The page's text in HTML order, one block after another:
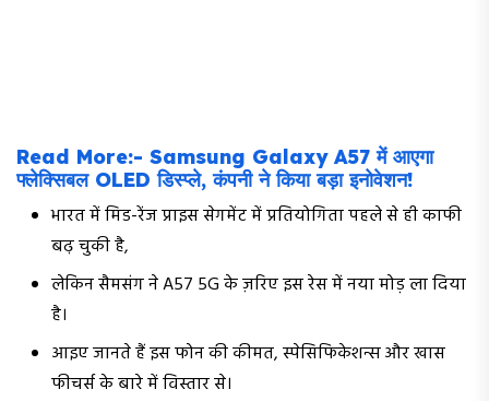
Read More:- Samsung Galaxy A57 में आएगा
फ्लेक्सिबल OLED डिस्प्ले, कंपनी ने किया बड़ा इनोवेशन!
भारत में मिड-रेंज प्राइस सेगमेंट में प्रतियोगिता पहले से ही काफी
बढ़ चुकी है,
लेकिन सैमसंग ने A57 5G के ज़रिए इस रेस में नया मोड़ ला दिया
है।
आइए जानते हैं इस फोन की कीमत, स्पेसिफिकेशन्स और खास
फीचर्स के बारे में विस्तार से।